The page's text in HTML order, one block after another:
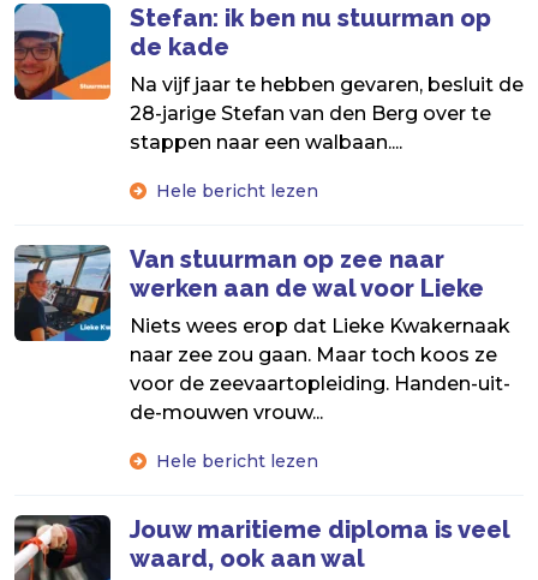
Stefan: ik ben nu stuurman op
de kade
Na vijf jaar te hebben gevaren, besluit de
28-jarige Stefan van den Berg over te
stappen naar een walbaan....
Hele bericht lezen
Van stuurman op zee naar
werken aan de wal voor Lieke
Niets wees erop dat Lieke Kwakernaak
naar zee zou gaan. Maar toch koos ze
voor de zeevaartopleiding. Handen-uit-
de-mouwen vrouw...
Hele bericht lezen
Jouw maritieme diploma is veel
waard, ook aan wal